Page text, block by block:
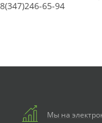
8(347)246-65-94
Мы на